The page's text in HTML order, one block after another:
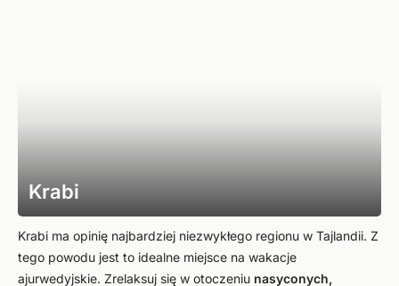
Krabi
Krabi ma opinię najbardziej niezwykłego regionu w Tajlandii. Z
tego powodu jest to idealne miejsce na wakacje
ajurwedyjskie. Zrelaksuj się w otoczeniu nasyconych,